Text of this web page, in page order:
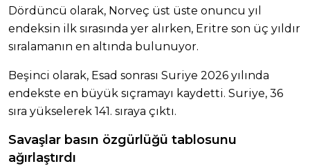
Dördüncü olarak, Norveç üst üste onuncu yıl
endeksin ilk sırasında yer alırken, Eritre son üç yıldır
sıralamanın en altında bulunuyor.
Beşinci olarak, Esad sonrası Suriye 2026 yılında
endekste en büyük sıçramayı kaydetti. Suriye, 36
sıra yükselerek 141. sıraya çıktı.
Savaşlar basın özgürlüğü tablosunu
ağırlaştırdı